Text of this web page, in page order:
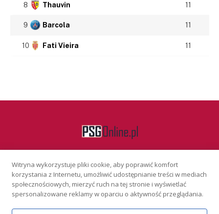
8 Thauvin 11
9 Barcola 11
10 Fati Vieira 11
Facebook
KONTAKT REKLAMA POLITYKA PRYWATNOŚCI
Witryna wykorzystuje pliki cookie, aby poprawić komfort
korzystania z Internetu, umożliwić udostępnianie treści w mediach
społecznościowych, mierzyć ruch na tej stronie i wyświetlać
spersonalizowane reklamy w oparciu o aktywność przeglądania.